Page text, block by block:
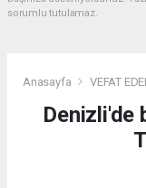
sorumlu tutulamaz.
Anasayfa VEFAT
Denizli'de